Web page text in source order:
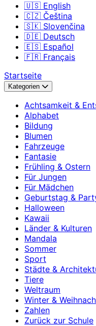
🇺🇸 English
🇨🇿 Čeština
🇸🇰 Slovenčina
🇩🇪 Deutsch
🇪🇸 Español
🇫🇷 Français
Startseite
Kategorien
Achtsamkeit &
Alphabet
Bildung
Blumen
Fahrzeuge
Fantasie
Frühling & Ostern
Für Jungen
Für Mädchen
Geburtstag &
Halloween
Kawaii
Länder & Kulturen
Mandala
Sommer
Sport
Städte &
Tiere
Weltraum
Winter &
Zahlen
Zurück zur Schule